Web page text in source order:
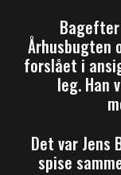
Århusbugten
forslået i
leg. Han
Det var Jens
spise